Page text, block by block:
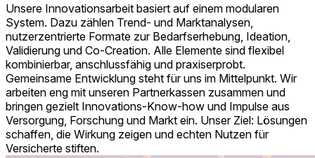
Unsere Innovationsarbeit basiert auf einem modularen
System. Dazu zählen Trend- und Marktanalysen,
nutzerzentrierte Formate zur Bedarfserhebung, Ideation,
Validierung und Co-Creation. Alle Elemente sind flexibel
kombinierbar, anschlussfähig und praxiserprobt.
Gemeinsame Entwicklung steht für uns im Mittelpunkt. Wir
arbeiten eng mit unseren Partnerkassen zusammen und
bringen gezielt Innovations-Know-how und Impulse aus
Versorgung, Forschung und Markt ein. Unser Ziel: Lösungen
schaffen, die Wirkung zeigen und echten Nutzen für
Versicherte stiften.